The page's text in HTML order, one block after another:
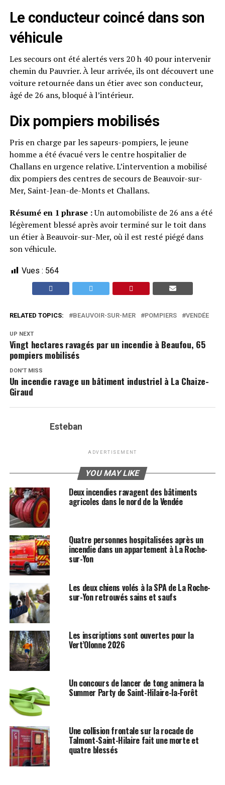
Le conducteur coincé dans son
véhicule
Les secours ont été alertés vers 20 h 40 pour intervenir
chemin du Pauvrier. À leur arrivée, ils ont découvert une
voiture retournée dans un étier avec son conducteur,
âgé de 26 ans, bloqué à l’intérieur.
Dix pompiers mobilisés
Pris en charge par les sapeurs-pompiers, le jeune
homme a été évacué vers le centre hospitalier de
Challans en urgence relative. L’intervention a mobilisé
dix pompiers des centres de secours de Beauvoir-sur-
Mer, Saint-Jean-de-Monts et Challans.
Résumé en 1 phrase :Un automobiliste de 26 ans a été
légèrement blessé après avoir terminé sur le toit dans
un étier à Beauvoir-sur-Mer, où il est resté piégé dans
son véhicule.
Vues : 564
RELATED TOPICS: BEAUVOIR-SUR-MER POMPIERS VENDÉE
UP NEXT
Vingt hectares ravagés par un incendie à Beaufou, 65
pompiers mobilisés
DON'T MISS
Un incendie ravage un bâtiment industriel à La Chaize-
Giraud
Esteban
ADVERTISEMENT
YOU MAY LIKE
Deux incendies ravagent des bâtiments
agricoles dans le nord de la Vendée
Quatre personnes hospitalisées après un
incendie dans un appartement à La Roche-
sur-Yon
Les deux chiens volés à la SPA de La Roche-
sur-Yon retrouvés sains et saufs
Les inscriptions sont ouvertes pour la
Vert’Olonne 2026
Un concours de lancer de tong animera la
Summer Party de Saint-Hilaire-la-Forêt
Une collision frontale sur la rocade de
Talmont-Saint-Hilaire fait une morte et
quatre blessés